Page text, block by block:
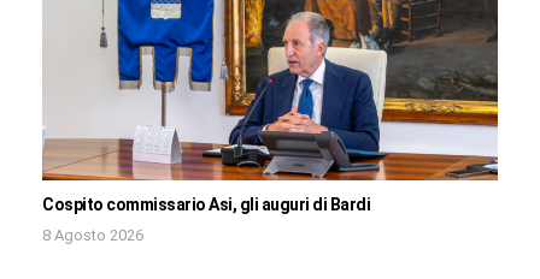
Cospito commissario Asi, gli auguri di Bardi
8 Agosto 2026